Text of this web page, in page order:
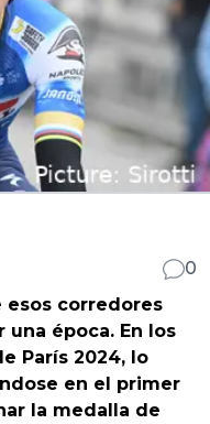
0
esos corredores
época. En los
París 2024, lo
en el primer
la medalla de